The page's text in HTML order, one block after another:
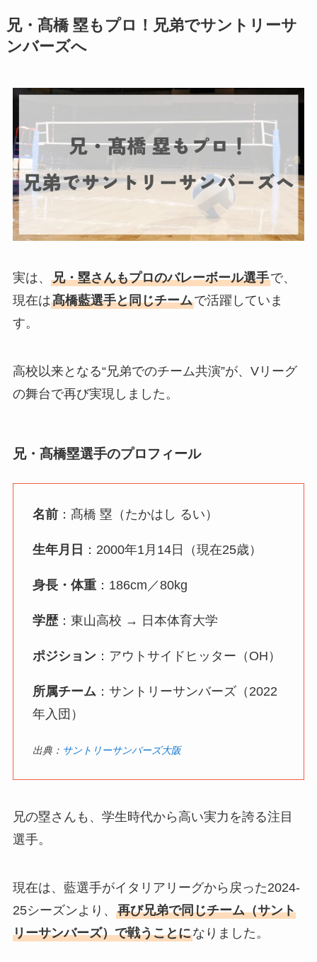
兄・髙橋 塁もプロ！兄弟でサントリーサ
ンバーズへ
実は、 兄・塁さんもプロのバレーボール選手で、
現在は髙橋藍選手と同じチームで活躍していま
す。
高校以来となる“兄弟でのチーム共演”が、Vリーグ
の舞台で再び実現しました。
兄・髙橋塁選手のプロフィール
名前：髙橋 塁（たかはし るい）
生年月日 ：2000年1月14日（現在25歳）
身長・体重：186cm／80kg
学歴：東山高校 → 日本体育大学
ポジション：アウトサイドヒッター（OH）
所属チーム ：サントリーサンバーズ（2022
年入団）
出典： サントリーサンバーズ大阪
兄の塁さんも、学生時代から高い実力を誇る注目
選手。
現在は、藍選手がイタリアリーグから戻った2024-
25シーズンより、 再び兄弟で同じチーム（サント
リーサンバーズ）で戦うことになりました。